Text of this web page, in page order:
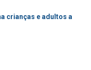
crianças e adultos a